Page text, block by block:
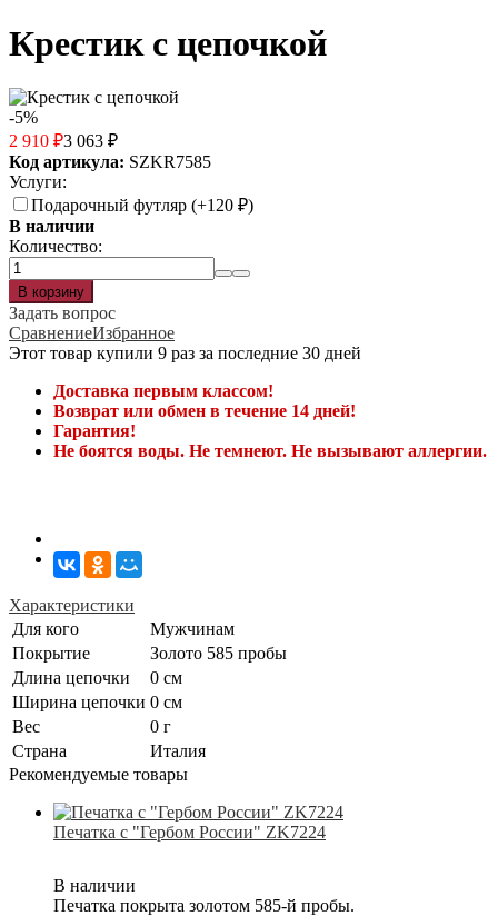
Крестик с цепочкой
-5%
2 910 ₽3 063 ₽
Код артикула: SZKR7585
Услуги:
Подарочный футляр (+120 ₽)
В наличии
Количество:
Задать вопрос
СравнениеИзбранное
Этот товар купили 9 раз за последние 30 дней
Доставка первым классом!
Возврат или обмен в течение 14 дней!
Гарантия!
Не боятся воды. Не темнеют. Не вызывают аллергии.
Характеристики
Для кого
Мужчинам
Покрытие
Золото 585 пробы
Длина цепочки
0 см
Ширина цепочки 0 см
Вес
0 г
Страна
Италия
Рекомендуемые товары
Печатка с "Гербом России" ZK7224
В наличии
Печатка покрыта золотом 585-й пробы.